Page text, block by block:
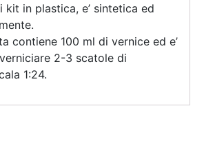
in plastica, e’ sintetica ed
contiene 100 ml di vernice ed e’
2-3 scatole di
1:24.